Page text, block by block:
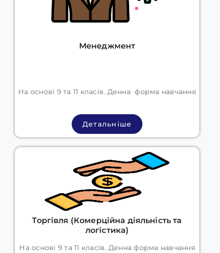
Менеджмент
На основі 9 та 11 класів. Денна форма навчання
Детальніше
Торгівля (Комерційна діяльність та
логістика)
На основі 9 та 11 класів. Денна форма навчання